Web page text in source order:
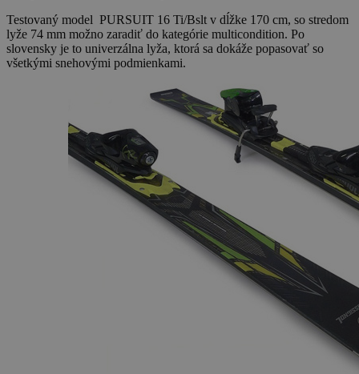
Testovaný model PURSUIT 16 Ti/Bslt v dĺžke 170 cm, so stredom
lyže 74 mm možno zaradiť do kategórie multicondition. Po
slovensky je to univerzálna lyža, ktorá sa dokáže popasovať so
všetkými snehovými podmienkami.